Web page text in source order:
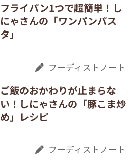
フライパン1つで超簡単！し
にゃさんの「ワンパンパス
タ」
フーディストノート
ご飯のおかわりが止まらな
い！しにゃさんの「豚こま炒
め」レシピ
フーディストノート